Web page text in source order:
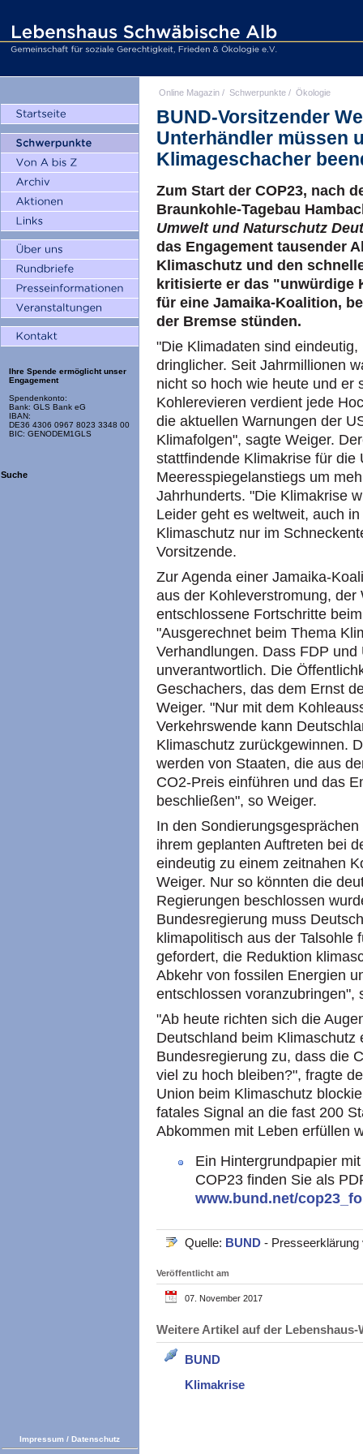
Ihre Spende ermöglicht unser
Engagement
Spendenkonto:
Bank: GLS Bank eG
IBAN:
DE36 4306 0967 8023 3348 00
BIC: GENODEM1GLS
Suche
Online Magazin / Schwerpunkte / Ökologie
BUND-Vorsitzender
Unterhändler müssen
Klimageschacher
Zum Start der COP23, nach
Braunkohle-Tagebau
Umwelt und Naturschutz
das Engagement tausender
Klimaschutz und den
kritisierte er das "unwürdige
für eine Jamaika-Koalition,
der Bremse stünden.
"Die Klimadaten sind
dringlicher. Seit Jahrmillionen
nicht so hoch wie heute und er
Kohlerevieren verdient jede
die aktuellen Warnungen der
Klimafolgen", sagte Weiger.
stattfindende Klimakrise für die
Meeresspiegelanstiegs um
Jahrhunderts. "Die Klimakrise
Leider geht es weltweit, auch
Klimaschutz nur im
Vorsitzende.
Zur Agenda einer Jamaika-
aus der Kohleverstromung,
entschlossene Fortschritte
"Ausgerechnet beim Thema
Verhandlungen. Dass FDP
unverantwortlich. Die
Geschachers, das dem Ernst
Weiger. "Nur mit dem
Verkehrswende kann
Klimaschutz zurückgewinnen.
werden von Staaten, die aus
CO2-Preis einführen und das
beschließen", so Weiger.
In den
ihrem geplanten Auftreten bei
eindeutig zu einem zeitnahen
Weiger. Nur so könnten die
Regierungen beschlossen
Bundesregierung muss
klimapolitisch aus der Talsohle
gefordert, die Reduktion
Abkehr von fossilen Energien
entschlossen voranzubringen",
"Ab heute richten sich die
Deutschland beim
Bundesregierung zu, dass die
viel zu hoch bleiben?", fragte
Union beim Klimaschutz
fatales Signal an die fast 200
Abkommen mit Leben erfüllen
Ein Hintergrundpapier
COP23 finden Sie als
www.bund.net/
Quelle: BUND - Presseerklärung
Veröffentlicht am
07. November 2017
Weitere Artikel auf der
BUND
Klimakrise
Impressum / Datenschutz